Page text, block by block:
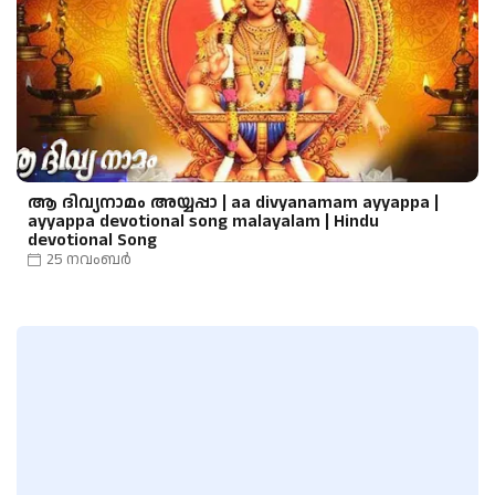
പാരാകെ തേടി നടന്നേ..
ആ ദിവ്യനാമം അയ്യപ്പാ | aa divyanamam ayyappa |
ayyappa devotional song malayalam | Hindu
devotional Song
25 നവംബർ